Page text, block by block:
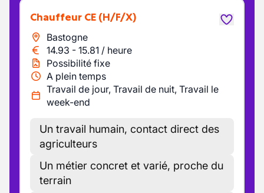
Chauffeur CE (H/F/X)
Bastogne
14.93 - 15.81 / heure
Possibilité fixe
A plein temps
Travail de jour, Travail de nuit, Travail le
week-end
Un travail humain, contact direct des
agriculteurs
Un métier concret et varié, proche du
terrain